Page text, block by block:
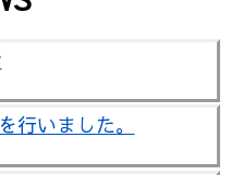
いました。